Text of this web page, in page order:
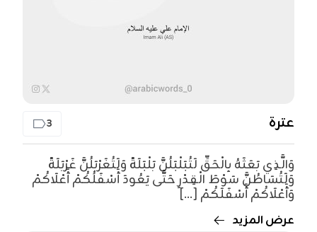
عترة 3
وَالَّذِي بَعَثَهُ بِالْحَقِّ لَتُبَلْبَلُنَّ بَلْبَلَةً وَلَتُغَرْبَلُنَّ غَرْبَلَةً
وَلَتُسَاطُنَّ سَوْطَ الْقِدْرِ حَتَّى يَعُودَ أَسْفَلُكُمْ أَعْلَاكُمْ
وَأَعْلَاكُمْ أَسْفَلَكُمْ [...]
عرض المزيد